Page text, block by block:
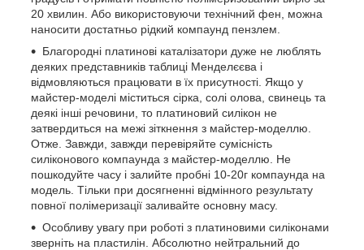
20 хвилин. Або використовуючи технічний фен, можна
наносити достатньо рідкий компаунд пензлем.
Благородні платинові каталізатори дуже не люблять
деяких представників таблиці Менделєєва і
відмовляються працювати в їх присутності. Якщо у
майстер-моделі міститься сірка, солі олова, свинець та
деякі інші речовини, то платиновий силікон не
затвердиться на межі зіткнення з майстер-моделлю.
Отже. Завжди, завжди перевіряйте сумісність
силіконового компаунда з майстер-моделлю. Не
пошкодуйте часу і залийте пробні 10-20г компаунда на
модель. Тільки при досягненні відмінного результату
повної полімеризації заливайте основну масу.
Особливу увагу при роботі з платиновими силіконами
зверніть на пластилін. Абсолютно нейтральний до